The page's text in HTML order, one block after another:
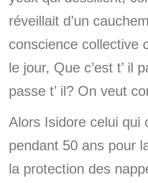
réveillait d’un
conscience collective
le jour, Que c’est t’ il
passe t’ il? On veut
Alors Isidore celui qui
pendant 50 ans pour
la protection des